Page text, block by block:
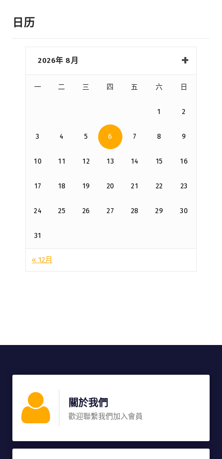
日历
2026年 8月
一 二 三 四 五 六 日
1 2
3 4 5 6 7 8 9
10 11 12 13 14 15 16
17 18 19 20 21 22 23
24 25 26 27 28 29 30
31
« 12月
關於我們
歡迎聯繫我們加入會員